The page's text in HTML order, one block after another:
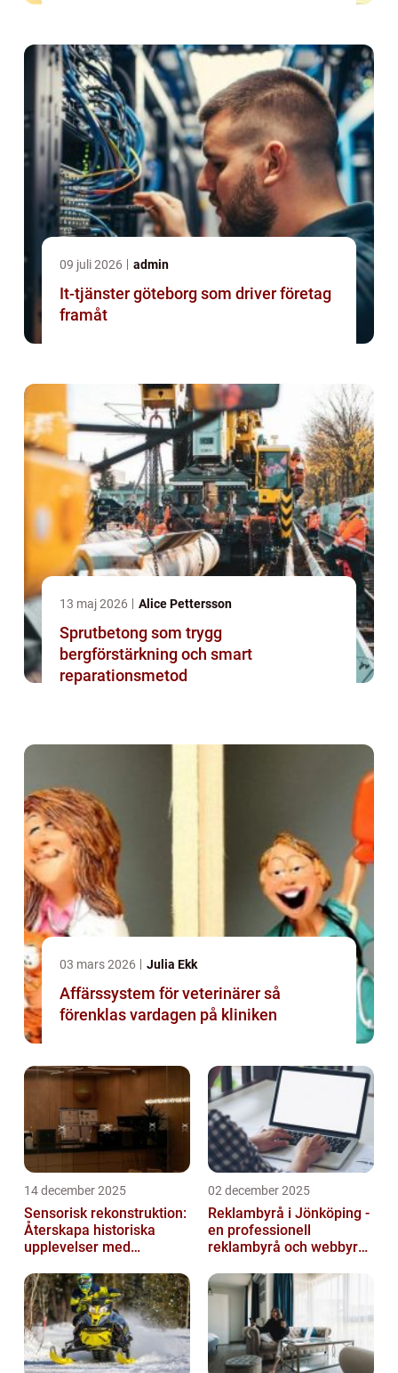
09 juli 2026 admin
It-tjänster göteborg som driver företag
framåt
13 maj 2026 Alice Pettersson
Sprutbetong som trygg
bergförstärkning och smart
reparationsmetod
03 mars 2026 Julia Ekk
Affärssystem för veterinärer så
förenklas vardagen på kliniken
14 december 2025
Sensorisk rekonstruktion:
Återskapa historiska
upplevelser med
02 december 2025
Reklambyrå i Jönköping -
en professionell
reklambyrå och webbyrå
kommunikati...